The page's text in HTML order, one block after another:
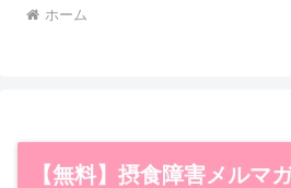
ホーム
【無料】摂食障害メルマ